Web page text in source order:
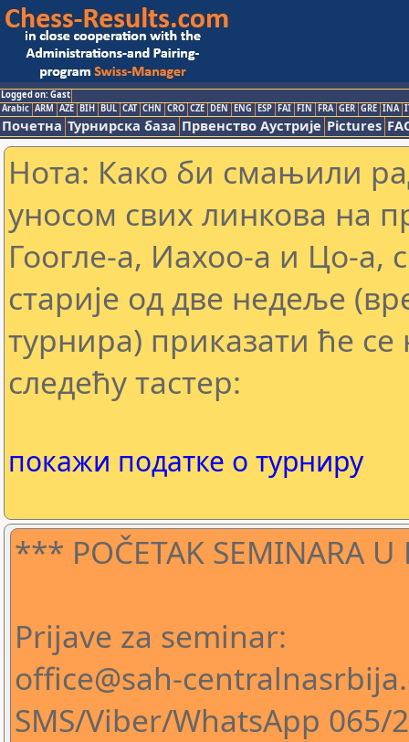
Logged on: Gast
Arabic ARM AZE BIH BUL CAT CHN CRO CZE DEN ENG ESP FAI FIN FRA GER GRE INA
Почетна Турнирска база Првенство Аустрије Pictures
Нота: Како би смањили
уносом свих линкова на
Гоогле-а, Иахоо-а и Цо-а,
старије од две недеље
турнира) приказати ће
следећу тастер:
покажи податке о турниру
*** POČETAK SEMINARA
Prijave za seminar:
office@sah-
SMS/Viber/WhatsApp 065/